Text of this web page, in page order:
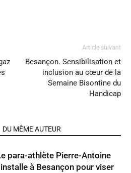
Article suivant
Besançon. Sensibilisation et
inclusion au cœur de la
Semaine Bisontine du
Handicap
DU MÊME AUTEUR
para-athlète Pierre-Antoine
à Besançon pour viser